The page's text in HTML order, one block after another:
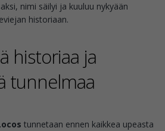
nimi säilyi ja kuuluu nykyään
historiaan.
historiaa ja
tunnelmaa
tunnetaan ennen kaikkea upeasta